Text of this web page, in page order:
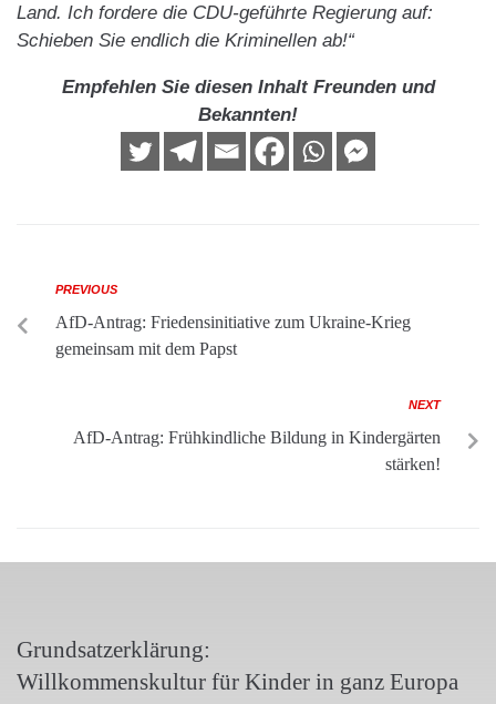
Land. Ich fordere die CDU-geführte Regierung auf:
Schieben Sie endlich die Kriminellen ab!“
Empfehlen Sie diesen Inhalt Freunden und
Bekannten!
PREVIOUS
AfD-Antrag: Friedensinitiative zum Ukraine-Krieg
gemeinsam mit dem Papst
NEXT
AfD-Antrag: Frühkindliche Bildung in Kindergärten
stärken!
Grundsatzerklärung:
Willkommenskultur für Kinder in ganz Europa